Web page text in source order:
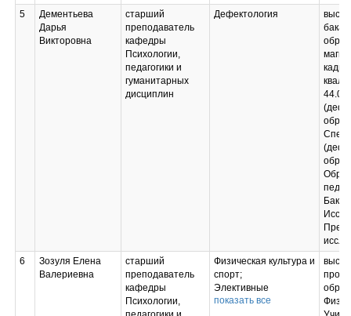
5
Дементьева
Дарья
Викторовна
старший
преподаватель
кафедры
Психологии,
педагогики и
гуманитарных
дисциплин
Дефектология
6
Зозуля Елена
Валериевна
старший
преподаватель
кафедры
Психологии,
Физическая культура и
спорт;
Элективные
дисциплины (модули)
показать все